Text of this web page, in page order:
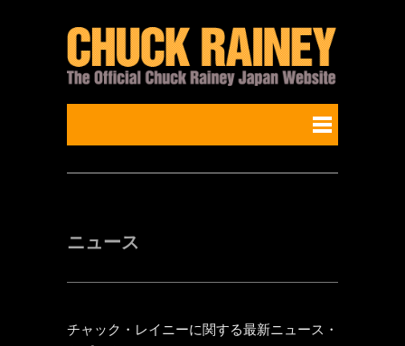
ニュース
チャック・レイニーに関する最新ニュース・